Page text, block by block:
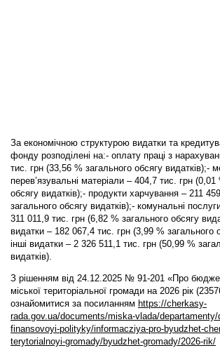
За економічною структурою видатки та
фонду розподілені на:- оплату праці з
тис. грн (33,56 % загального обсягу видатків);-
перев’язувальні матеріали – 404,7 тис. грн (0,01
обсягу видатків);- продукти харчування – 211
загального обсягу видатків);- комунальні
311 011,9 тис. грн (6,82 % загального обсягу
видатки – 182 067,4 тис. грн (3,99 % загального
інші видатки – 2 326 511,1 тис. грн (50,99 %
видатків).
З рішенням від 24.12.2025 № 91-201 «Про
міської територіальної громади на 2026 рік
ознайомитися за посиланням https://cherkasy-
rada.gov.ua/documents/miska-vlada/departamenty/
finansovoyi-polityky/informacziya-pro-byudzhet-
terytorialnoyi-gromady/byudzhet-gromady/2026-rik/